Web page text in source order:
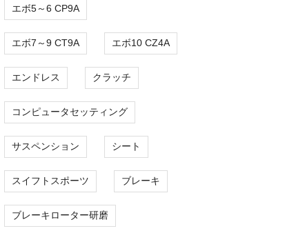
エボ5～6 CP9A
エボ7～9 CT9A エボ10 CZ4A
エンドレス クラッチ
コンピュータセッティング
サスペンション シート
スイフトスポーツ ブレーキ
ブレーキローター研磨